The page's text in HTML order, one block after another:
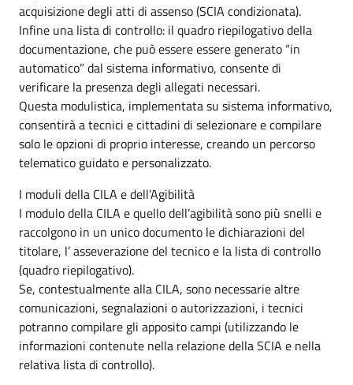
acquisizione degli atti di assenso (SCIA condizionata).
Infine una lista di controllo: il quadro riepilogativo della
documentazione, che può essere essere generato “in
automatico” dal sistema informativo, consente di
verificare la presenza degli allegati necessari.
Questa modulistica, implementata su sistema informativo,
consentirà a tecnici e cittadini di selezionare e compilare
solo le opzioni di proprio interesse, creando un percorso
telematico guidato e personalizzato.
I moduli della CILA e dell’Agibilità
I modulo della CILA e quello dell’agibilità sono più snelli e
raccolgono in un unico documento le dichiarazioni del
titolare, l’ asseverazione del tecnico e la lista di controllo
(quadro riepilogativo).
Se, contestualmente alla CILA, sono necessarie altre
comunicazioni, segnalazioni o autorizzazioni, i tecnici
potranno compilare gli apposito campi (utilizzando le
informazioni contenute nella relazione della SCIA e nella
relativa lista di controllo).